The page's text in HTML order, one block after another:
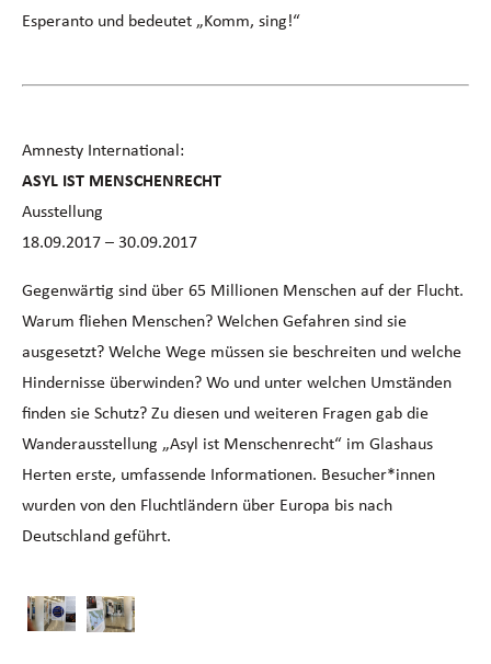
Esperanto und bedeutet „Komm, sing!“
Amnesty International:
ASYL IST MENSCHENRECHT
Ausstellung
18.09.2017 – 30.09.2017
Gegenwärtig sind über 65 Millionen Menschen auf der Flucht.
Warum fliehen Menschen? Welchen Gefahren sind sie
ausgesetzt? Welche Wege müssen sie beschreiten und welche
Hindernisse überwinden? Wo und unter welchen Umständen
finden sie Schutz? Zu diesen und weiteren Fragen gab die
Wanderausstellung „Asyl ist Menschenrecht“ im Glashaus
Herten erste, umfassende Informationen. Besucher*innen
wurden von den Fluchtländern über Europa bis nach
Deutschland geführt.